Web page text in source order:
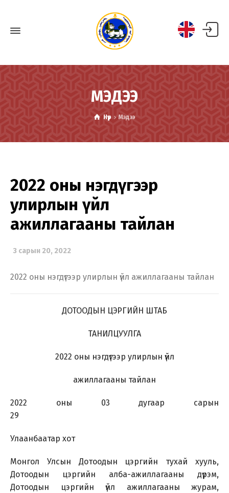
МЭДЭЭ
Нүүр Мэдээ
2022 оны нэгдүгээр
улирлын үйл
ажиллагааны тайлан
3 сарын 20, 2022
2022 оны нэгдүгээр улирлын үйл ажиллагааны тайлан
ДОТООДЫН ЦЭРГИЙН ШТАБ
ТАНИЛЦУУЛГА
2022 оны нэгдүгээр улирлын үйл
ажиллагааны тайлан
2022 оны 03 дугаар сарын
29
Улаанбаатар хот
Монгол Улсын Дотоодын цэргийн тухай хууль,
Дотоодын цэргийн алба-ажиллагааны дүрэм,
Дотоодын цэргийн үйл ажиллагааны журам,